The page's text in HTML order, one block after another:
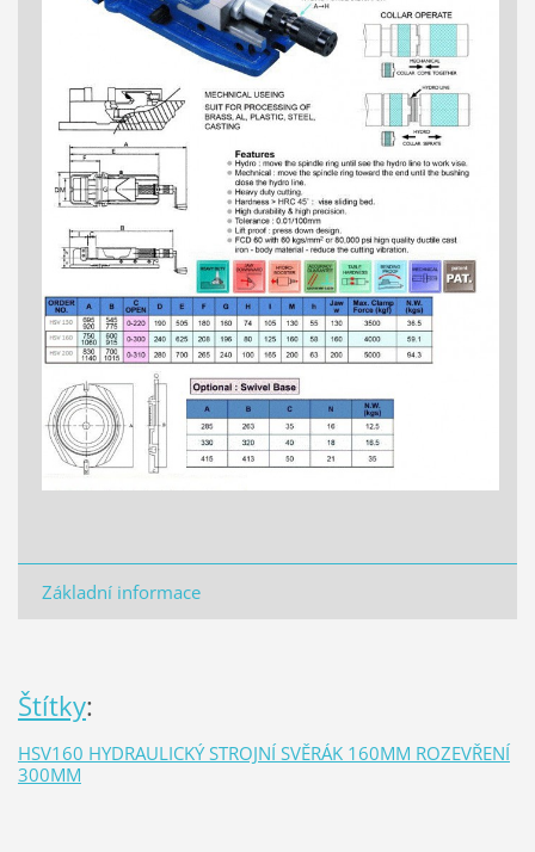
Základní informace
Štítky:
HSV160 HYDRAULICKÝ STROJNÍ SVĚRÁK 160MM ROZEVŘENÍ
300MM